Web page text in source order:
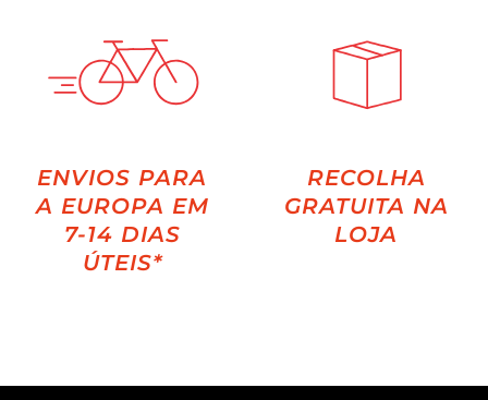
ENVIOS PARA
A EUROPA EM
7-14 DIAS
ÚTEIS*
RECOLHA
GRATUITA NA
LOJA